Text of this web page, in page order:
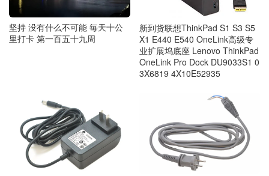
坚持 没有什么不可能 毎天十公
里打卡 第一百五十九周
新到货联想ThinkPad S1 S3 S5
X1 E440 E540 OneLink高级专
业扩展坞底座 Lenovo ThinkPad
OneLink Pro Dock DU9033S1 0
3X6819 4X10E52935